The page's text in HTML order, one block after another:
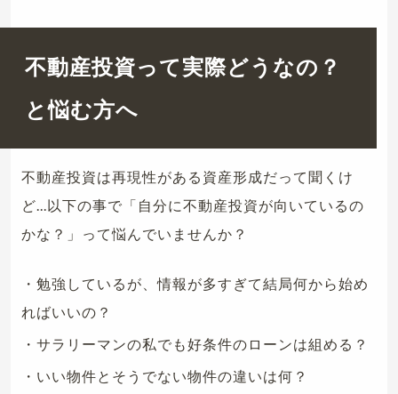
不動産投資って実際どうなの？
と悩む方へ
不動産投資は再現性がある資産形成だって聞くけ
ど...以下の事で「自分に不動産投資が向いているの
かな？」って悩んでいませんか？
・勉強しているが、情報が多すぎて結局何から始め
ればいいの？
・サラリーマンの私でも好条件のローンは組める？
・いい物件とそうでない物件の違いは何？